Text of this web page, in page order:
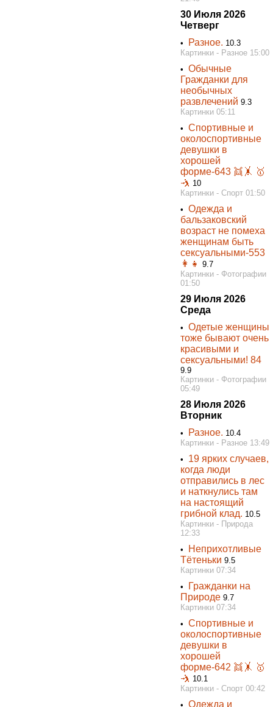
30 Июля 2026
Четверг
• Разное. 10.3
Картинки - Разное 15:00
•Обычные
Гражданки для
необычных
развлечений 9.3
Картинки 05:11
•Спортивные и
околоспортивные
девушки в
хорошей
форме-643 👯‍🤸 🥇
🤺 10
Картинки - Спорт 01:50
•Одежда и
бальзаковский
возраст не помеха
женщинам быть
сексуальными-553
👩👧 9.7
Картинки - Фотографии
01:50
29 Июля 2026
Среда
•Одетые женщины
тоже бывают очень
красивыми и
сексуальными! 84
9.9
Картинки - Фотографии
05:49
28 Июля 2026
Вторник
• Разное. 10.4
Картинки - Разное 13:49
• 19 ярких случаев,
когда люди
отправились в лес
и наткнулись там
на настоящий
грибной клад. 10.5
Картинки - Природа
12:33
•
Неприхотливые
Тётеньки 9.5
Картинки 07:34
•
Гражданки на
Природе 9.7
Картинки 07:34
•Спортивные и
околоспортивные
девушки в
хорошей
форме-642 👯‍🤸 🥇
🤺 10.1
Картинки - Спорт 00:42
•Одежда и